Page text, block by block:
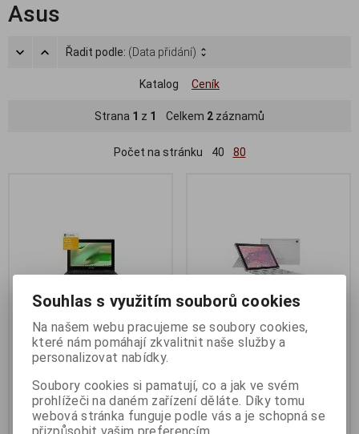
Asus
Řadit podle: (Data přidání)
Katalog Ceník
Strana 1 z 1 Celkem 2 záznamů
Počet na stránku 40 80
ASUS Chromebook CR11 Flip
(CR1102F)
Termín dodání (dny):2
Model určen pro žáky, učitele a
školy.
ASUS Chromebook CR11 Flip
Termín dodání (dny):2
Souhlas s využitím souborů cookies
Na našem webu pracujeme se soubory cookies,
které nám pomáhají zkvalitnit naše služby a
personalizovat nabídky.
Soubory cookies si pamatují, co a jak ve svém
prohlížeči na daném zařízení děláte. Díky tomu
webová stránka funguje podle vás a je schopná se
přizpůsobit vašim preferencím.